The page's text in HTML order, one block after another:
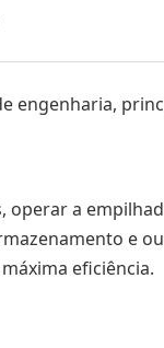
engenharia,
a
e
eficiência.